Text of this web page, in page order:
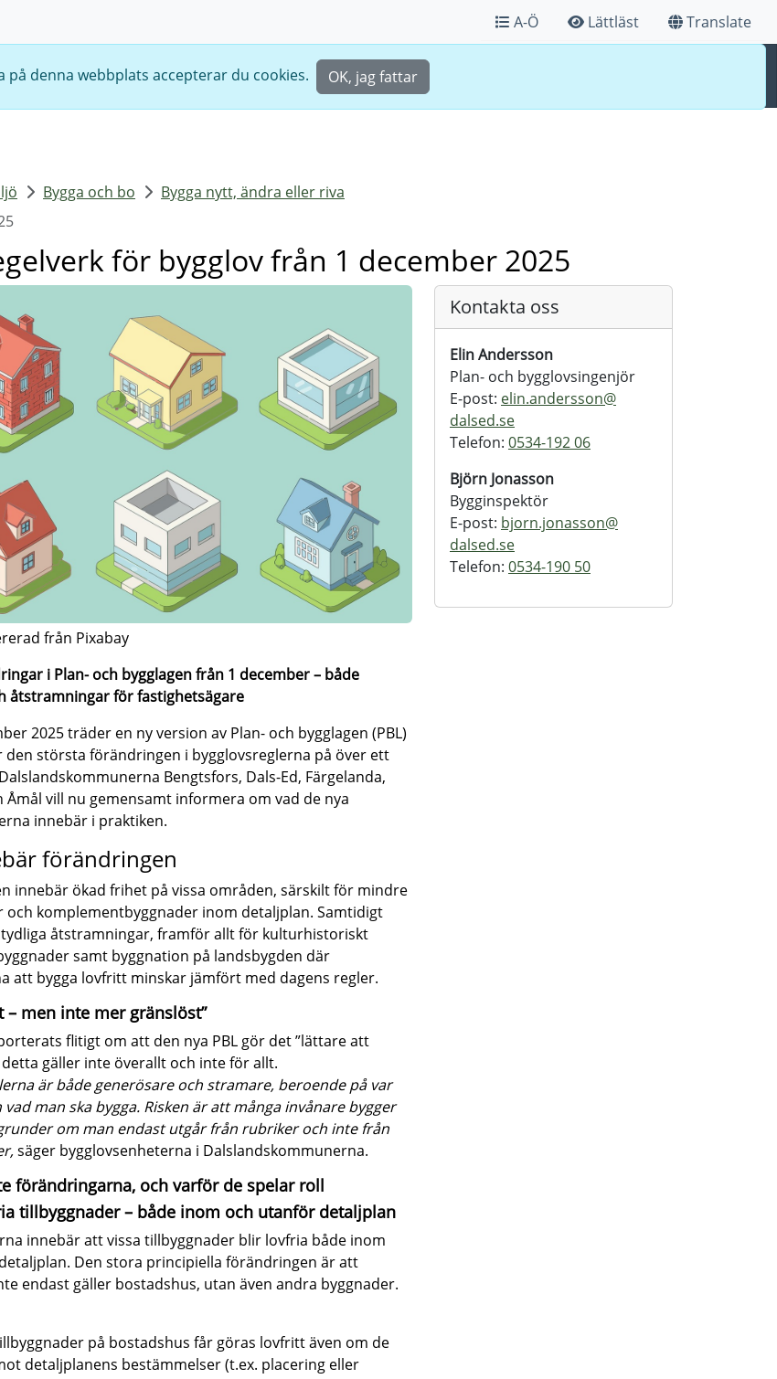
A-Ö Lättläst
Translate
denna webbplats accepterar du cookies. OK, jag fattar
Bygga och bo
Bygga nytt, ändra eller riva
för bygglov från 1 december 2025
från Pixabay
i Plan- och bygglagen från 1 december – både
åtstramningar för fastighetsägare
2025 träder en ny version av Plan- och bygglagen (PBL)
den största förändringen i bygglovsreglerna på över ett
Bengtsfors, Dals-Ed, Färgelanda,
Åmål vill nu gemensamt informera om vad de nya
innebär i praktiken.
förändringen
innebär ökad frihet på vissa områden, särskilt för mindre
och komplementbyggnader inom detaljplan. Samtidigt
åtstramningar, framför allt för kulturhistoriskt
samt byggnation på landsbygden där
att bygga lovfritt minskar jämfört med dagens regler.
– men inte mer gränslöst”
flitigt om att den nya PBL gör det ”lättare att
detta gäller inte överallt och inte för allt.
är både generösare och stramare, beroende på var
man ska bygga. Risken är att många invånare bygger
om man endast utgår från rubriker och inte från
säger bygglovsenheterna i Dalslandskommunerna.
förändringarna, och varför de spelar roll
tillbyggnader – både inom och utanför detaljplan
innebär att vissa tillbyggnader blir lovfria både inom
Den stora principiella förändringen är att
endast gäller bostadshus, utan även andra byggnader.
på bostadshus får göras lovfritt även om de
detaljplanens bestämmelser (t.ex. placering eller
Kontakta oss
Elin Andersson
Plan- och bygglovsingenjör
E-post: elin.andersson@
dalsed.se
Telefon: 0534-192 06
Björn Jonasson
Bygginspektör
E-post: bjorn.jonasson@
dalsed.se
Telefon: 0534-190 50